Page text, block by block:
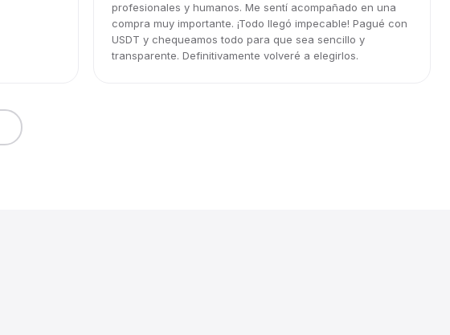
profesionales y humanos. Me sentí acompañado en una
compra muy importante. ¡Todo llegó impecable! Pagué con
USDT y chequeamos todo para que sea sencillo y
transparente. Definitivamente volveré a elegirlos.